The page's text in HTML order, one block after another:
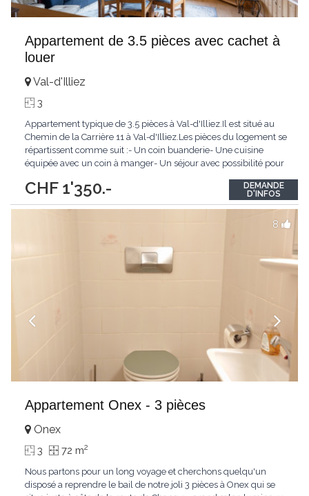
Appartement de 3.5 pièces avec cachet à
louer
CHF 1'350.-
Val-d'Illiez
3
Appartement typique de 3.5 pièces à Val-d'Illiez.Il est situé au
Chemin de la Carrière 11 à Val-d'Illiez.Les pièces du logement se
répartissent comme suit :- Un coin buanderie- Une cuisine
équipée avec un coin à manger- Un séjour avec possibilité pour
douche/WCLoyer mensuel : CHF 1'350.00, hors frais de
chauffage électrique et...
DEMANDE
D'INFOS
8
Appartement Onex - 3 pièces
Onex
3 72 m2
Nous partons pour un long voyage et cherchons quelqu'un
disposé a reprendre le bail de notre joli 3 pièces à Onex qui se